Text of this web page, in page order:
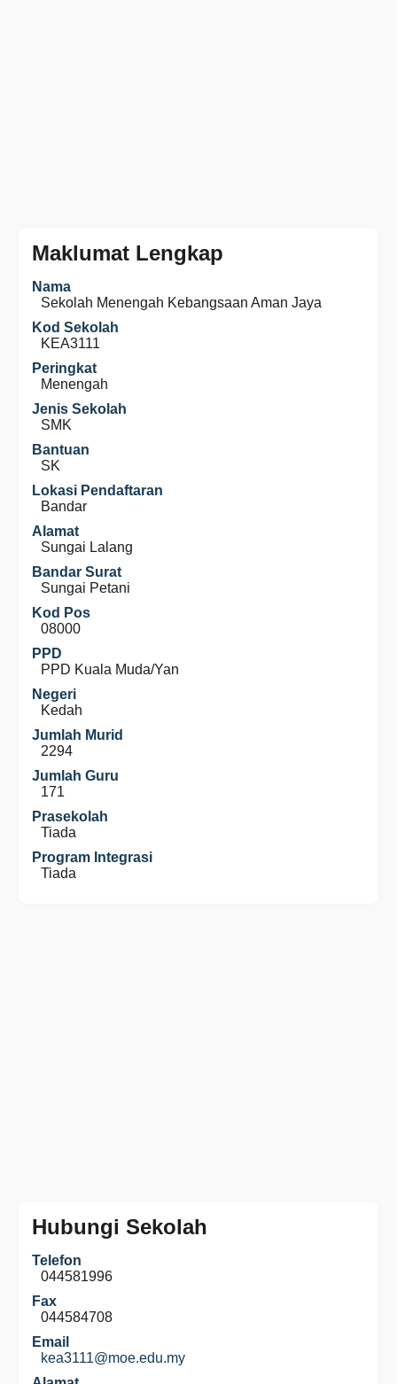
Maklumat Lengkap
Nama
Sekolah Menengah Kebangsaan Aman Jaya
Kod Sekolah
KEA3111
Peringkat
Menengah
Jenis Sekolah
SMK
Bantuan
SK
Lokasi Pendaftaran
Bandar
Alamat
Sungai Lalang
Bandar Surat
Sungai Petani
Kod Pos
08000
PPD
PPD Kuala Muda/Yan
Negeri
Kedah
Jumlah Murid
2294
Jumlah Guru
171
Prasekolah
Tiada
Program Integrasi
Tiada
Hubungi Sekolah
Telefon
044581996
Fax
044584708
Email
kea3111@moe.edu.my